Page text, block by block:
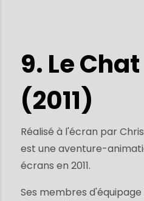
9. Le
(2011)
Réalisé à l'écran par
est une aventure-
écrans en 2011.
Ses membres